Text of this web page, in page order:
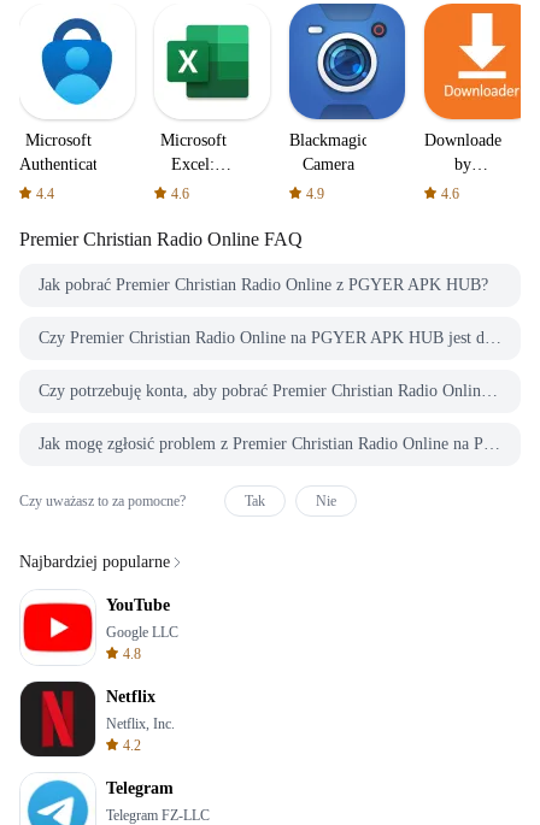
Microsoft
Authenticator
4.4
Microsoft
Excel:
Spreadsheets
4.6
Blackmagic
Camera
4.9
Downloader
by
AFTVnews
4.6
Premier Christian Radio Online FAQ
Jak pobrać Premier Christian Radio Online z PGYER APK HUB?
Czy Premier Christian Radio Online na PGYER APK HUB jest darmowy do pobrania?
Czy potrzebuję konta, aby pobrać Premier Christian Radio Online z PGYER APK HUB?
Jak mogę zgłosić problem z Premier Christian Radio Online na PGYER APK HUB?
Czy uważasz to za pomocne? Tak Nie
Najbardziej popularne
YouTube
Google LLC
4.8
Netflix
Netflix, Inc.
4.2
Telegram
Telegram FZ-LLC